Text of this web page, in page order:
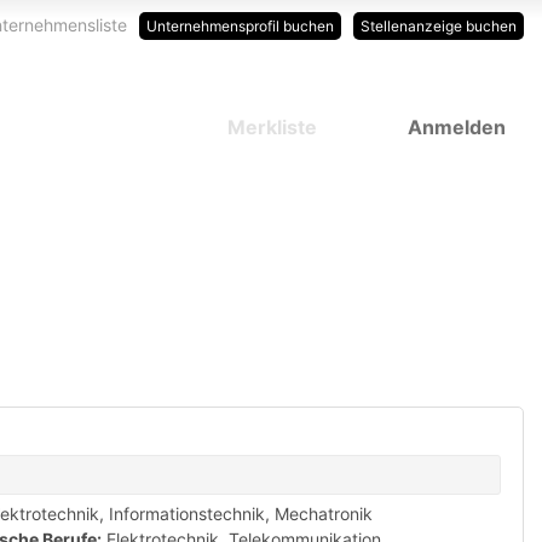
Stellenanzeige buchen
Unternehmensprofil buchen
Anmelden
Merkliste
Informationstechnik, Mechatronik